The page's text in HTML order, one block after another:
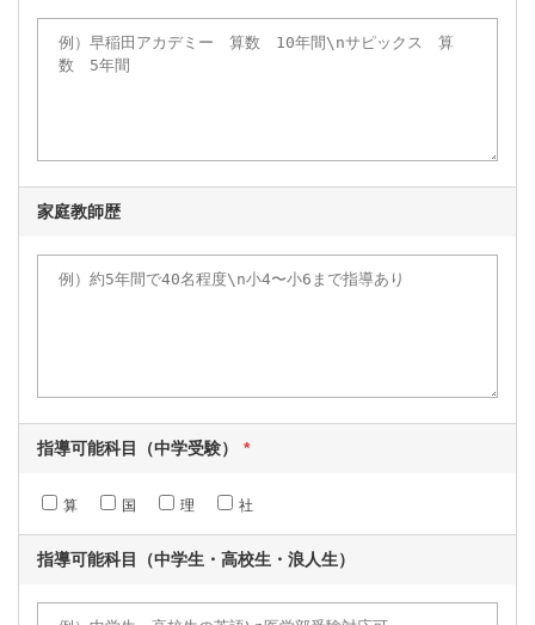
家庭教師歴
指導可能科目（中学受験）
算 国 理 社
指導可能科目 （中学生・高校生・浪人生）